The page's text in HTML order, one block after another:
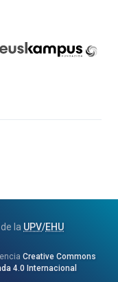
de la UPV/EHU
Creative Commons
4.0 Internacional